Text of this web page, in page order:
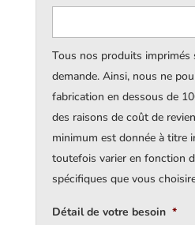
Tous nos produits imprimés
demande. Ainsi, nous ne
fabrication en dessous de
des raisons de coût de
minimum est donnée à titre
toutefois varier en fonction
spécifiques que vous
Détail de votre besoin *